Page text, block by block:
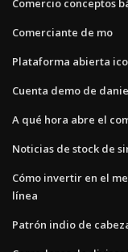
Comercio conceptos
Comerciante de mo
Plataforma abierta
Cuenta demo de
A qué hora abre el
Noticias de stock de
Cómo invertir en el
línea
Patrón indio de